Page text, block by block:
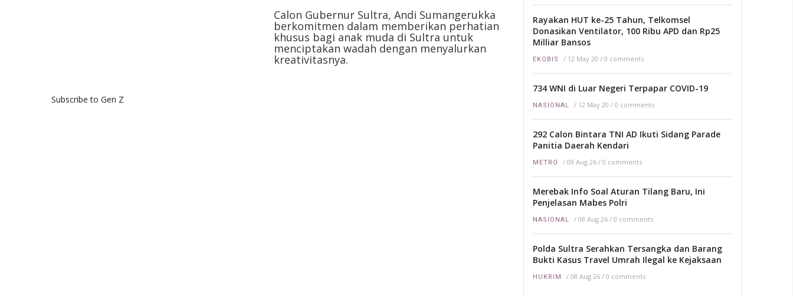
Calon Gubernur Sultra, Andi Sumangerukka
berkomitmen dalam memberikan perhatian
khusus bagi anak muda di Sultra untuk
menciptakan wadah dengan menyalurkan
kreativitasnya.
Subscribe to Gen Z
Rayakan HUT ke-25 Tahun, Telkomsel
Donasikan Ventilator, 100 Ribu APD dan Rp25
Milliar Bansos
EKOBIS / 12 May 20 / 0 comments
734 WNI di Luar Negeri Terpapar COVID-19
NASIONAL / 12 May 20 / 0 comments
292 Calon Bintara TNI AD Ikuti Sidang Parade
Panitia Daerah Kendari
METRO / 09 Aug 26 / 0 comments
Merebak Info Soal Aturan Tilang Baru, Ini
Penjelasan Mabes Polri
NASIONAL / 08 Aug 26 / 0 comments
Polda Sultra Serahkan Tersangka dan Barang
Bukti Kasus Travel Umrah Ilegal ke Kejaksaan
HUKRIM / 08 Aug 26 / 0 comments